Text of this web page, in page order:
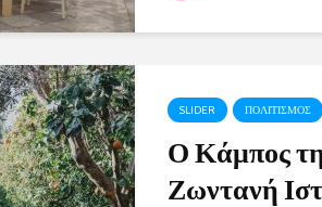
SLIDER ΠΟΛΙΤΙΣΜΟΣ
Ο Κάμπος
Ζωντανή